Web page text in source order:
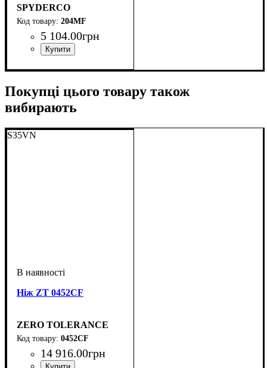
SPYDERCO
204MF
5 104.00грн
Покупці цього товару також
вибирають
S35VN
Ніж ZT 0452CF
ZERO TOLERANCE
0452CF
14 916.00грн